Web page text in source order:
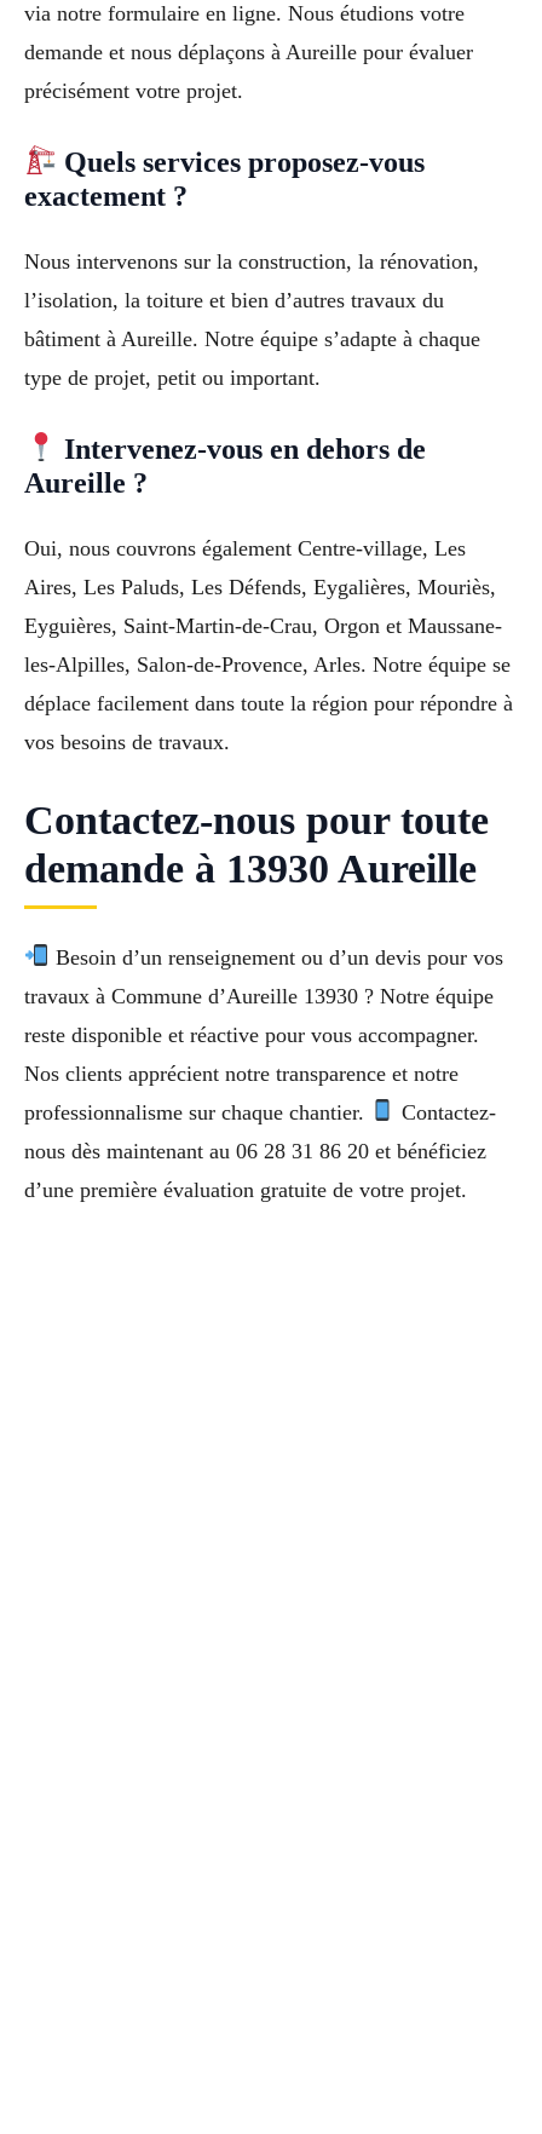
via notre formulaire en ligne. Nous étudions votre
demande et nous déplaçons à Aureille pour évaluer
précisément votre projet.
Quels services proposez-vous
exactement ?
Nous intervenons sur la construction, la rénovation,
l’isolation, la toiture et bien d’autres travaux du
bâtiment à Aureille. Notre équipe s’adapte à chaque
type de projet, petit ou important.
Intervenez-vous en dehors de
Aureille ?
Oui, nous couvrons également Centre-village, Les
Aires, Les Paluds, Les Défends, Eygalières, Mouriès,
Eyguières, Saint-Martin-de-Crau, Orgon et Maussane-
les-Alpilles, Salon-de-Provence, Arles. Notre équipe se
déplace facilement dans toute la région pour répondre à
vos besoins de travaux.
Contactez-nous pour toute
demande à 13930 Aureille
Besoin d’un renseignement ou d’un devis pour vos
travaux à Commune d’Aureille 13930 ? Notre équipe
reste disponible et réactive pour vous accompagner.
Nos clients apprécient notre transparence et notre
professionnalisme sur chaque chantier.
Contactez-
nous dès maintenant au 06 28 31 86 20 et bénéficiez
d’une première évaluation gratuite de votre projet.